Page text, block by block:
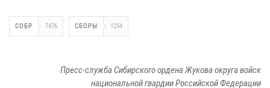
СОБР 7476 СБОРЫ 1254
Пресс-служба Сибирского ордена Жукова округа войск
национальной гвардии Российской Федерации